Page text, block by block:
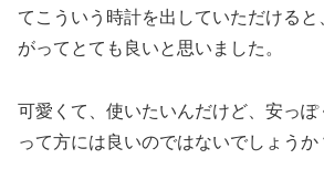
てこういう時計を出していただける
がってとても良いと思いました。
可愛くて、使いたいんだけど、安っ
って方には良いのではないでしょうか